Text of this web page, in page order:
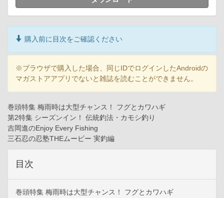
購入前に目次をご確認ください
※ブラウザで購入した場合、同じIDでログインしたAndroidの
マガストアアプリでないと雑誌を読むことができません。
巻頭特集 梅雨時は大型チャンス！ フグとカワハギ
第2特集 シーズンイン！ 伝統釣法・カモシ釣り
吉岡進のEnjoy Every Fishing
三石忍の忍塾THEムービー 実釣編
目次
巻頭特集 梅雨時は大型チャンス！ フグとカワハギ